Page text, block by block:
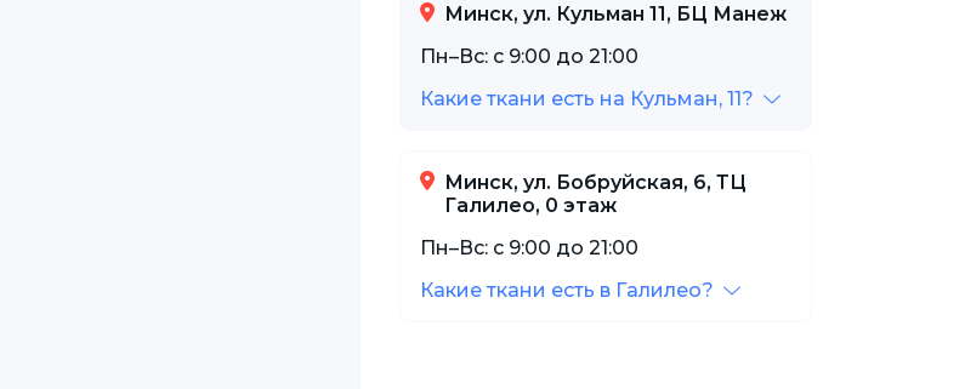
Минск, ул. Кульман 11, БЦ Манеж
Пн–Вс: с 9:00 до 21:00
Какие ткани есть на Кульман, 11?
Минск, ул. Бобруйская, 6, ТЦ
Галилео, 0 этаж
Пн–Вс: с 9:00 до 21:00
Какие ткани есть в Галилео?